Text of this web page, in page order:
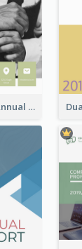
Tailor Made Annual Report